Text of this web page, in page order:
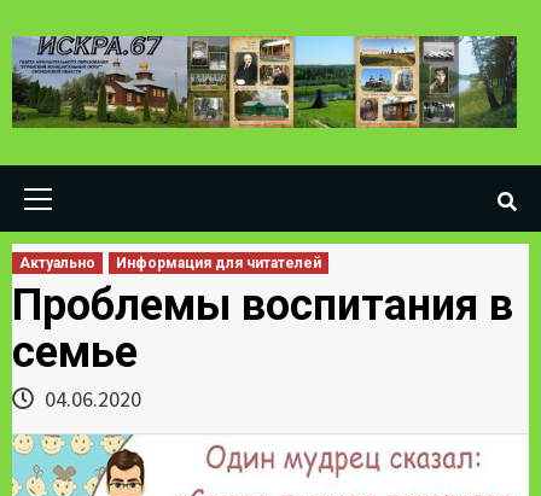
to
content
Актуально Информация для читателей
Проблемы воспитания в
семье
04.06.2020